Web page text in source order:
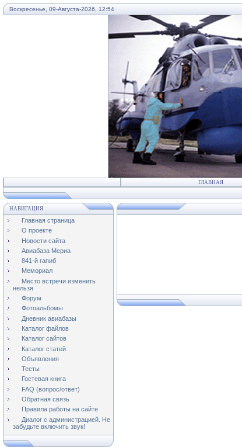
Воскресенье, 09-Августа-2026, 12:54
...
ГЛАВНАЯ
НАВИГАЦИЯ
Главная страница
О проекте
Новости сайта
Авиабаза Мериа
841-й гапиб
Мемориал
Место встречи изменить
нельзя
Форум
Фотоальбомы
Дневник авиабазы
Каталог файлов
Каталог сайтов
Каталог статей
Объявления
Тесты
Гостевая книга
FAQ (вопрос/ответ)
Обратная связь
Правила работы на сайте
Диалог с администрацией. Не
забудьте включить звук!